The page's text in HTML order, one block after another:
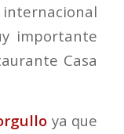
importante
Casa
ya que